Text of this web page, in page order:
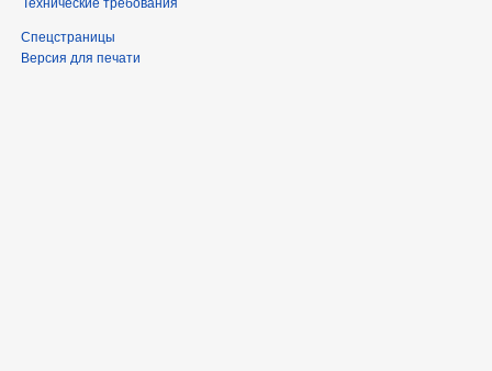
Технические требования
Спецстраницы
Версия для печати